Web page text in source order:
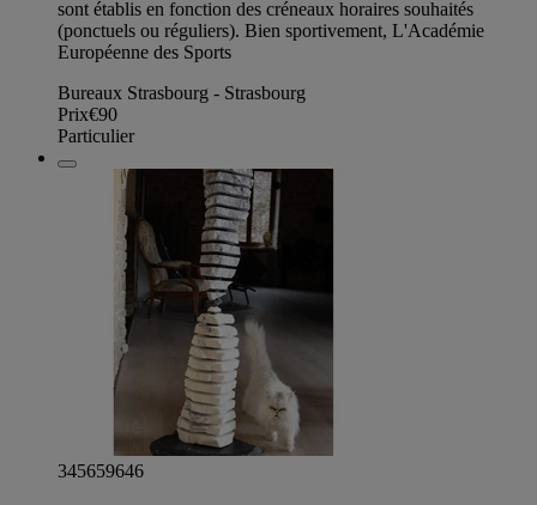
sont établis en fonction des créneaux horaires souhaités
(ponctuels ou réguliers). Bien sportivement, L'Académie
Européenne des Sports
Bureaux Strasbourg - Strasbourg
Prix€90
Particulier
345659646